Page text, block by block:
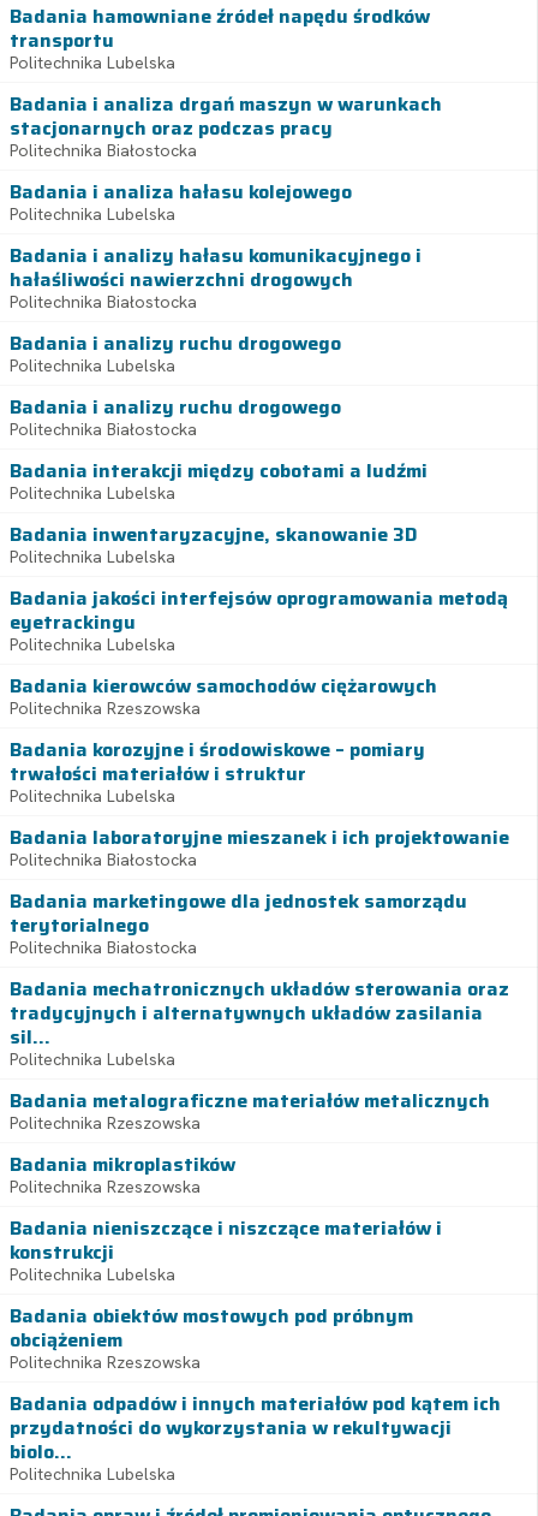
Badania hamowniane źródeł napędu środków
transportu
Politechnika Lubelska
Badania i analiza drgań maszyn w warunkach
stacjonarnych oraz podczas pracy
Politechnika Białostocka
Badania i analiza hałasu kolejowego
Politechnika Lubelska
Badania i analizy hałasu komunikacyjnego i
hałaśliwości nawierzchni drogowych
Politechnika Białostocka
Badania i analizy ruchu drogowego
Politechnika Lubelska
Badania i analizy ruchu drogowego
Politechnika Białostocka
Badania interakcji między cobotami a ludźmi
Politechnika Lubelska
Badania inwentaryzacyjne, skanowanie 3D
Politechnika Lubelska
Badania jakości interfejsów oprogramowania metodą
eyetrackingu
Politechnika Lubelska
Badania kierowców samochodów ciężarowych
Politechnika Rzeszowska
Badania korozyjne i środowiskowe – pomiary
trwałości materiałów i struktur
Politechnika Lubelska
Badania laboratoryjne mieszanek i ich projektowanie
Politechnika Białostocka
Badania marketingowe dla jednostek samorządu
terytorialnego
Politechnika Białostocka
Badania mechatronicznych układów sterowania oraz
tradycyjnych i alternatywnych układów zasilania
sil...
Politechnika Lubelska
Badania metalograficzne materiałów metalicznych
Politechnika Rzeszowska
Badania mikroplastików
Politechnika Rzeszowska
Badania nieniszczące i niszczące materiałów i
konstrukcji
Politechnika Lubelska
Badania obiektów mostowych pod próbnym
obciążeniem
Politechnika Rzeszowska
Badania odpadów i innych materiałów pod kątem ich
przydatności do wykorzystania w rekultywacji
biolo...
Politechnika Lubelska